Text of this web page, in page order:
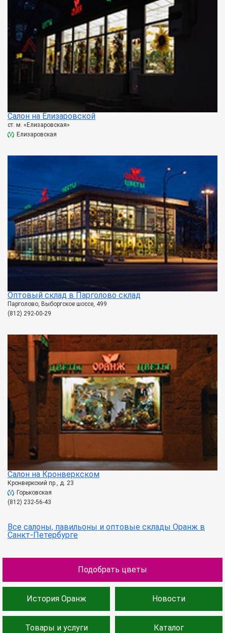
Салон на Елизаровской
ст. м. «Елизаровская»
Елизаровская
Оптовый склад в Парголово склад
Парголово, Выборгское шоссе, 499
(812) 292-00-29
Салон на Кронверкском
Кронверкский пр., д. 23
Горьковская
(812) 232-56-43
Все салоны, павильоны и оптовые склады Оранж в
Санкт-Петербурге
Подобрать цветы
История Оранж Новости
Товары и услуги Каталог